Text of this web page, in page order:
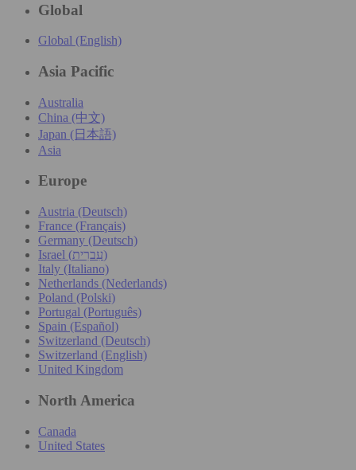
Global
Global (English)
Asia Pacific
Australia
China (中文)
Japan (日本語)
Asia
Europe
Austria (Deutsch)
France (Français)
Germany (Deutsch)
Israel (עִברִית)
Italy (Italiano)
Netherlands (Nederlands)
Poland (Polski)
Portugal (Português)
Spain (Español)
Switzerland (Deutsch)
Switzerland (English)
United Kingdom
North America
Canada
United States